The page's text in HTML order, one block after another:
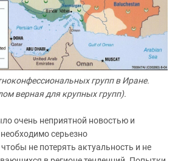
групп в Иране.
верная для крупных групп).
очень неприятной новостью и
серьезно
не потерять актуальность и не